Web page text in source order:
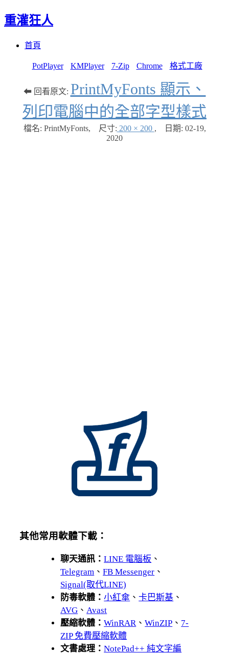
重灌狂人
首頁
PotPlayer KMPlayer 7-Zip Chrome 格式工廠
⬅ 回看原文: PrintMyFonts 顯示、
列印電腦中的全部字型樣式
檔名: PrintMyFonts, 尺寸: 200 × 200 , 日期: 02-19,
2020
其他常用軟體下載：
聊天通訊：LINE 電腦板 、
Telegram 、FB Messenger 、
Signal(取代LINE)
防毒軟體：小紅傘 、卡巴斯基 、
AVG 、 Avast
壓縮軟體：WinRAR 、WinZIP 、 7-
ZIP 免費壓縮軟體
文書處理：NotePad++ 純文字編